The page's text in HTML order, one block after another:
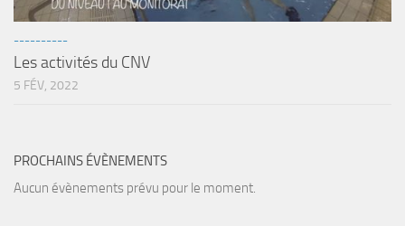
Sorties techniques
APNEE
SORTIES
Sorties 2024
Sorties 2023
----------
Les activités du CNV
5 FÉV, 2022
PROCHAINS ÉVÈNEMENTS
Aucun évènements prévu pour le moment.